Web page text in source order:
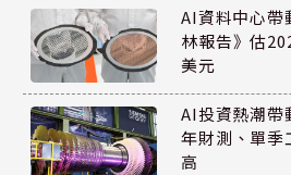
AI資料中心
林報告》估
美元
AI投資熱潮
年財測、單季
高